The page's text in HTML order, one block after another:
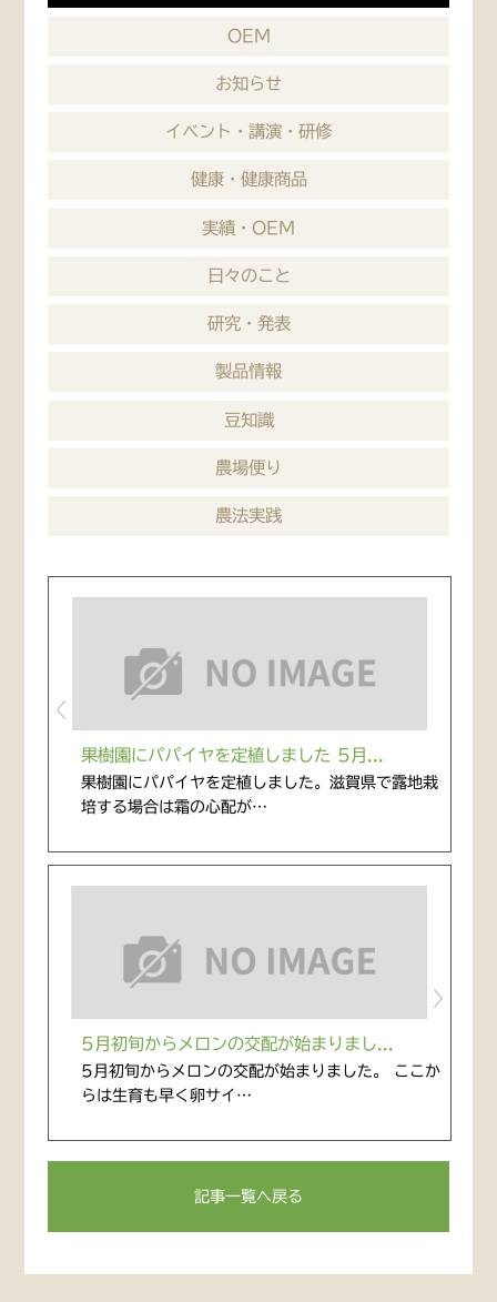
OEM
お知らせ
イベント・講演・研修
健康・健康商品
実績・OEM
日々のこと
研究・発表
製品情報
豆知識
農場便り
農法実践
果樹園にパパイヤを定植しました 5月...
果樹園にパパイヤを定植しました。滋賀県で露地栽
培する場合は霜の心配が…
5月初旬からメロンの交配が始まりまし...
5月初旬からメロンの交配が始まりました。 ここか
らは生育も早く卵サイ…
記事一覧へ戻る